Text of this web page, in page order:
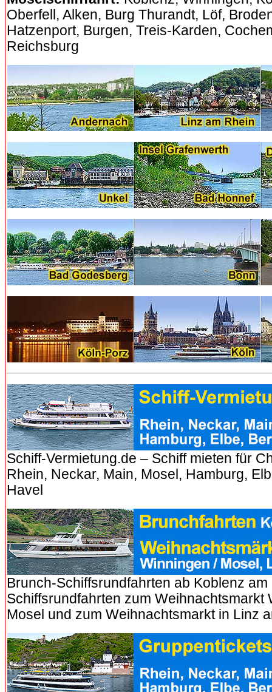
Oberfell, Alken, Burg Thurandt, Löf,
Hatzenport, Burgen, Treis-Karden,
Reichsburg
Schiff-Vermietung.de – Schiff mieten für
Rhein, Neckar, Main, Mosel, Hamburg,
Havel
Brunch-Schiffsrundfahrten ab Koblenz am
Schiffsrundfahrten zum Weihnachtsmarkt
Mosel und zum Weihnachtsmarkt in Linz